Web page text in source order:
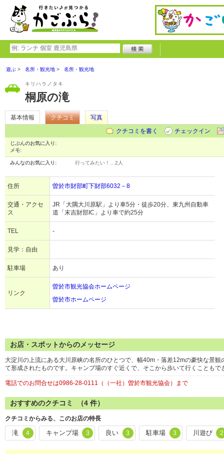
遊ぶ 名所・観光地 名所・観光地
キリハラノタキ
桐原の滝
基本情報 クチコミ
写真
クチコミを書く
チェックイン
じぶんのお気に入り:
メモ:
みんなのお気に入り: 行ってみたい！… 2人
住所 曽於市財部町下財部6032－8
交通・アクセ
ス
JR「大隅大川原駅」より車5分・徒歩20分、東九州自動車
道「末吉財部IC」より車で約25分
TEL -
見学：自由
駐車場 あり
リンク
曽於市観光協会ホームページ
曽於市ホームページ
お店・スポットからのメッセージ
大淀川の上流にある大川原峡の名所のひとつで、幅40m・落差12mの豪快な景
て形成されたものです。キャンプ場のすぐ近くで、そこから歩いて行くこともで
電話でのお問合せは0986-28-0111（（一社）曽於市観光協会）まで
おすすめのクチコミ （4 件）
クチコミからみる、このお店の特長
滝 4 キャンプ場 3 良い 3 駐車場 3 川遊び 2